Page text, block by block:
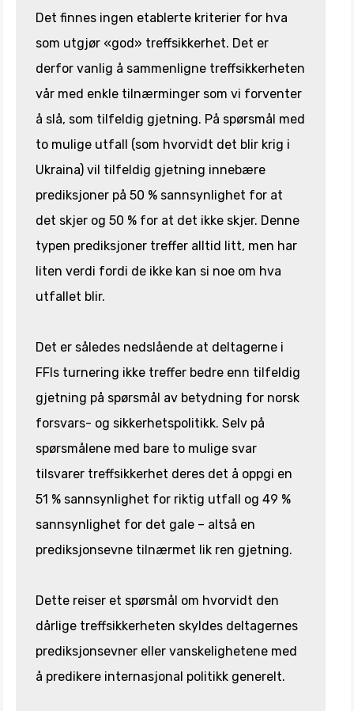
Det finnes ingen etablerte kriterier for hva
som utgjør «god» treffsikkerhet. Det er
derfor vanlig å sammenligne treffsikkerheten
vår med enkle tilnærminger som vi forventer
å slå, som tilfeldig gjetning. På spørsmål med
to mulige utfall (som hvorvidt det blir krig i
Ukraina) vil tilfeldig gjetning innebære
prediksjoner på 50 % sannsynlighet for at
det skjer og 50 % for at det ikke skjer. Denne
typen prediksjoner treffer alltid litt, men har
liten verdi fordi de ikke kan si noe om hva
utfallet blir.
Det er således nedslående at deltagerne i
FFIs turnering ikke treffer bedre enn tilfeldig
gjetning på spørsmål av betydning for norsk
forsvars- og sikkerhetspolitikk. Selv på
spørsmålene med bare to mulige svar
tilsvarer treffsikkerhet deres det å oppgi en
51 % sannsynlighet for riktig utfall og 49 %
sannsynlighet for det gale – altså en
prediksjonsevne tilnærmet lik ren gjetning.
Dette reiser et spørsmål om hvorvidt den
dårlige treffsikkerheten skyldes deltagernes
prediksjonsevner eller vanskelighetene med
å predikere internasjonal politikk generelt.